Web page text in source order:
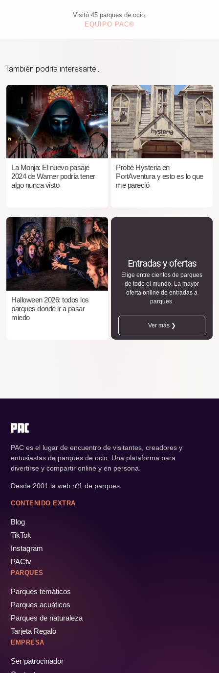
Visitó 45 parques de ocio.
EQUIPO PAC®
También podría interesarte...
La Monja: El nuevo pasaje
2024 de Warner podría tener
algo nunca visto
Probé Hysteria en
PortAventura y esto es lo que
me pareció
Halloween 2026: todos los
parques donde ir a pasar
miedo
Entradas y ofertas
Elige entre cientos de parques
de todo el mundo. La mayor
oferta online de entradas a
parques.
Ver más ❯
PAC es el lugar de encuentro de visitantes, creadores y
entusiastas de parques de ocio. Una plataforma para
divertirse y compartir online y en persona.
Desde 2001 la web nº1 de parques.
CONTENIDO EXTRA
Blog
TikTok
Instagram
PACtv
PARQUES
Parques temáticos
Parques acuáticos
Parques de naturaleza
Tarjeta Regalo
EMPRESA
Ser patrocinador